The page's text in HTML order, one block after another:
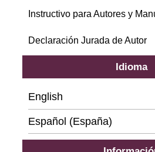
Instructivo para Autores y
Declaración Jurada de Autor
Idioma
English
Español (España)